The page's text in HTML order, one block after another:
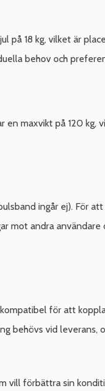
på 18 kg, vilket är
behov och
maxvikt på 120 kg,
ingår ej). För
mot andra användare
för att
behövs vid leverans,
vill förbättra sin